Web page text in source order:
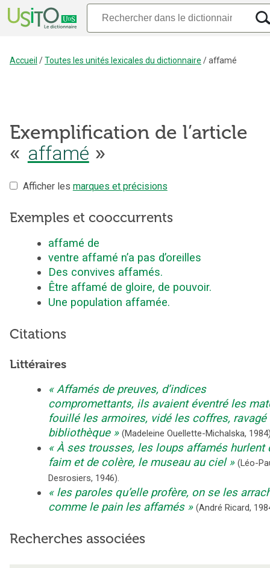
Accueil /Toutes les unités lexicales du dictionnaire /affamé
Exemplification de l’article
« affamé »
Afficher les marques et précisions
Exemples et cooccurrents
affamé de
ventre affamé n’a pas d’oreilles
Des convives affamés.
Être affamé de gloire, de pouvoir.
Une population affamée.
Citations
Littéraires
Affamés de preuves, d’indices
compromettants, ils avaient éventré les
fouillé les armoires, vidé les coffres, ravagé
bibliothèque
(Madeleine Ouellette-Michalska, 1984
À ses trousses, les loups affamés hurlent
faim et de colère, le museau au ciel
(Léo-
Desrosiers, 1946).
les paroles qu’elle profère, on se les
comme le pain les affamés
(André Ricard,
Recherches associées